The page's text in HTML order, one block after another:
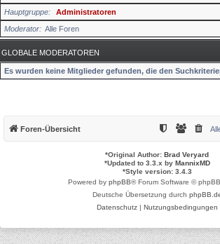
Hauptgruppe
Administratoren
Moderator
Alle Foren
GLOBALE MODERATOREN
Es wurden keine Mitglieder gefunden, die den
Foren-Übersicht
*Original Author: Brad Veryard
*Updated to 3.3.x by MannixMD
*Style version: 3.4.3
Powered by phpBB® Forum Software ©
Deutsche Übersetzung durch
Datenschutz| Nutzungsbedingungen